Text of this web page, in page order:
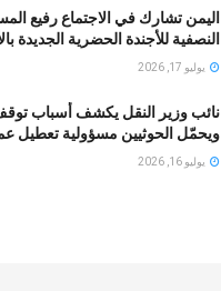
اليمن تشارك في الاجتماع رفيع
النصفية للأجندة الحضرية الجديدة
يوليو 17, 2026
نائب وزير النقل يكشف أسباب
ويحمّل الحوثيين مسؤولية تعطيل
يوليو 16, 2026